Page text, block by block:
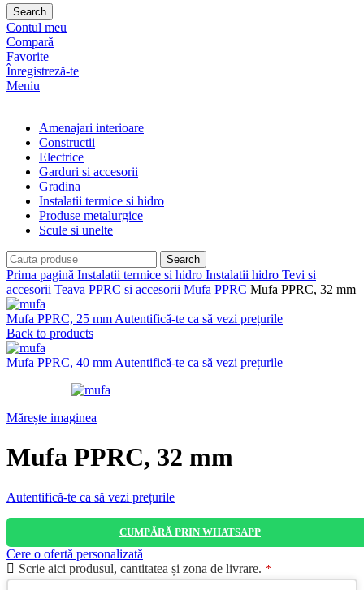
Search
Contul meu
Compară
Favorite
Înregistreză-te
Meniu
Amenajari interioare
Constructii
Electrice
Garduri si accesorii
Gradina
Instalatii termice si hidro
Produse metalurgice
Scule si unelte
Search
Prima pagină Instalatii termice si hidro Instalatii hidro Tevi si
accesorii Teava PPRC si accesorii Mufa PPRC Mufa PPRC, 32 mm
Mufa PPRC, 25 mm Autentifică-te ca să vezi prețurile
Back to products
Mufa PPRC, 40 mm Autentifică-te ca să vezi prețurile
Mărește imaginea
Mufa PPRC, 32 mm
Autentifică-te ca să vezi prețurile
CUMPĂRĂ PRIN WHATSAPP
Cere o ofertă personalizată
Email
Address *
Scrie aici produsul, cantitatea și zona de livrare. *